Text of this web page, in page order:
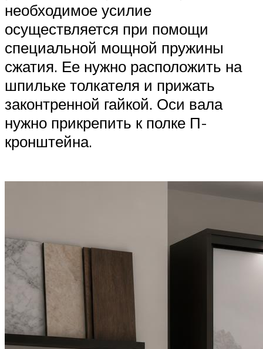
необходимое усилие
осуществляется при помощи
специальной мощной пружины
сжатия. Ее нужно расположить на
шпильке толкателя и прижать
законтренной гайкой. Оси вала
нужно прикрепить к полке П-
кронштейна.